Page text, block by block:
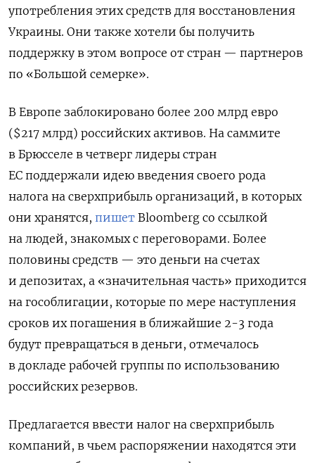
употребления этих средств для восстановления
Украины. Они также хотели бы получить
поддержку в этом вопросе от стран — партнеров
по «Большой семерке».
В Европе заблокировано более 200 млрд евро
($217 млрд) российских активов. На саммите
в Брюсселе в четверг лидеры стран
ЕС поддержали идею введения своего рода
налога на сверхприбыль организаций, в которых
они хранятся, пишет Bloomberg со ссылкой
на людей, знакомых с переговорами. Более
половины средств — это деньги на счетах
и депозитах, а «значительная часть» приходится
на гособлигации, которые по мере наступления
сроков их погашения в ближайшие 2-3 года
будут превращаться в деньги, отмечалось
в докладе рабочей группы по использованию
российских резервов.
Предлагается ввести налог на сверхприбыль
компаний, в чьем распоряжении находятся эти